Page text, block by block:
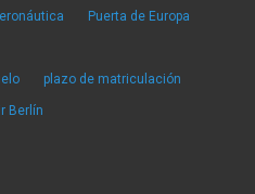
Puerta de Europa
plazo de matriculación
Berlín